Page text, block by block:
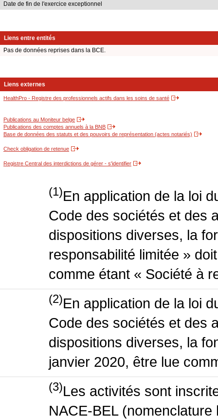
Date de fin de l'exercice exceptionnel
Liens entre entités
Pas de données reprises dans la BCE.
Liens externes
HealthPro - Registre des professionnels actifs dans les soins de santé
Publications au Moniteur belge
Publications des comptes annuels à la BNB
Base de données des statuts et des pouvoirs de représentation (actes notariés)
Check obligation de retenue
Registre Central des interdictions de gérer - s'identifier
(1)En application de la loi
Code des sociétés et des
dispositions diverses, la
responsabilité limitée »
comme étant « Société à
(2)En application de la loi
Code des sociétés et des
dispositions diverses, la
janvier 2020, être lue
(3)Les activités sont
NACE-BEL